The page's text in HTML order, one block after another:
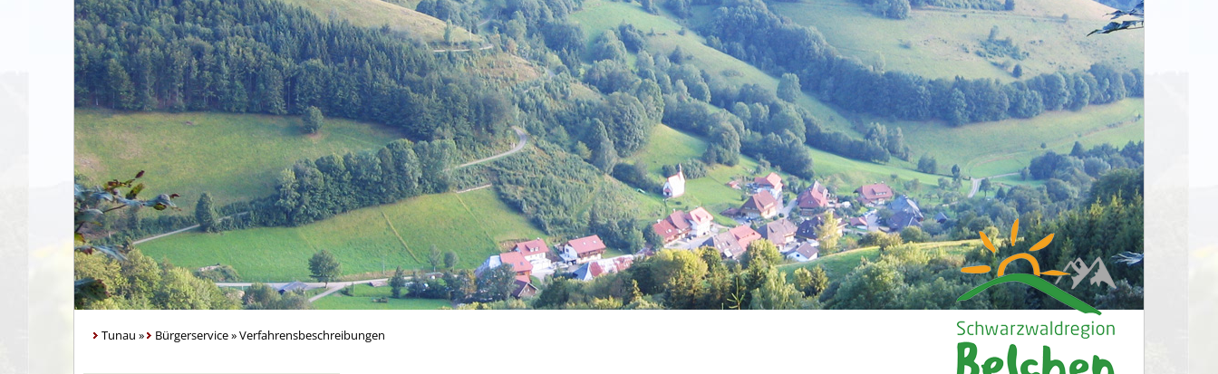
Tunau » Bürgerservice»Verfahrensbeschreibungen